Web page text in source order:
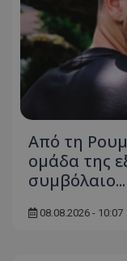
Από τη
ομάδα της
συμβόλαιο...
08.08.2026 - 10:07